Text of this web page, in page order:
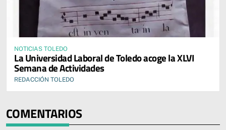
NOTICIAS TOLEDO
La Universidad Laboral de Toledo acoge la XLVI
Semana de Actividades
REDACCIÓN TOLEDO
COMENTARIOS